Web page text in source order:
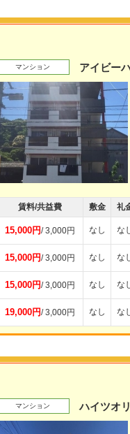
マンション アイビー
賃料/共益費 敷金 礼
15,000円/ 3,000円 なし な
15,000円/ 3,000円 なし な
15,000円/ 3,000円 なし な
19,000円/ 3,000円 なし な
マンション ハイツオ